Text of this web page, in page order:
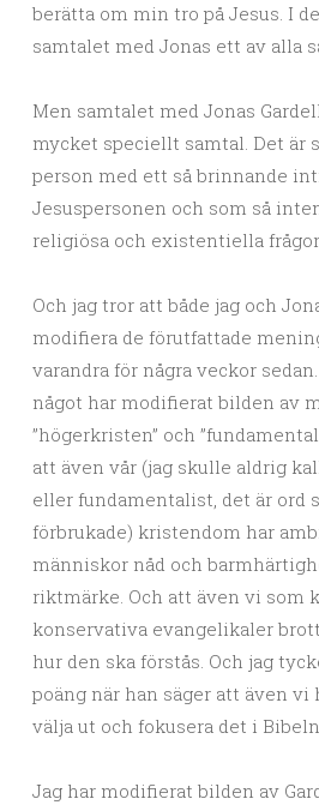
berätta om min tro på Jesus. I
samtalet med Jonas ett av alla
Men samtalet med Jonas
mycket speciellt samtal. Det är
person med ett så brinnande
Jesuspersonen och som så
religiösa och existentiella
Och jag tror att både jag och
modifiera de förutfattade
varandra för några veckor
något har modifierat bilden av
”högerkristen” och
att även vår (jag skulle aldrig
eller fundamentalist, det är ord
förbrukade) kristendom har
människor nåd och
riktmärke. Och att även vi som
konservativa evangelikaler
hur den ska förstås. Och jag
poäng när han säger att även vi
välja ut och fokusera det i
Jag har modifierat bilden av